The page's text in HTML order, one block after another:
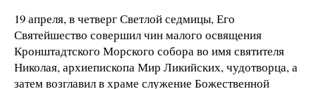
19 апреля, в четверг Светлой седмицы, Его
Святейшество совершил чин малого освящения
Кронштадтского Морского собора во имя святителя
Николая, архиепископа Мир Ликийских, чудотворца, а
затем возглавил в храме служение Божественной